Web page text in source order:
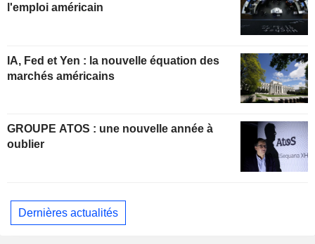
l'emploi américain
IA, Fed et Yen : la nouvelle équation des
marchés américains
GROUPE ATOS : une nouvelle année à
oublier
Dernières actualités